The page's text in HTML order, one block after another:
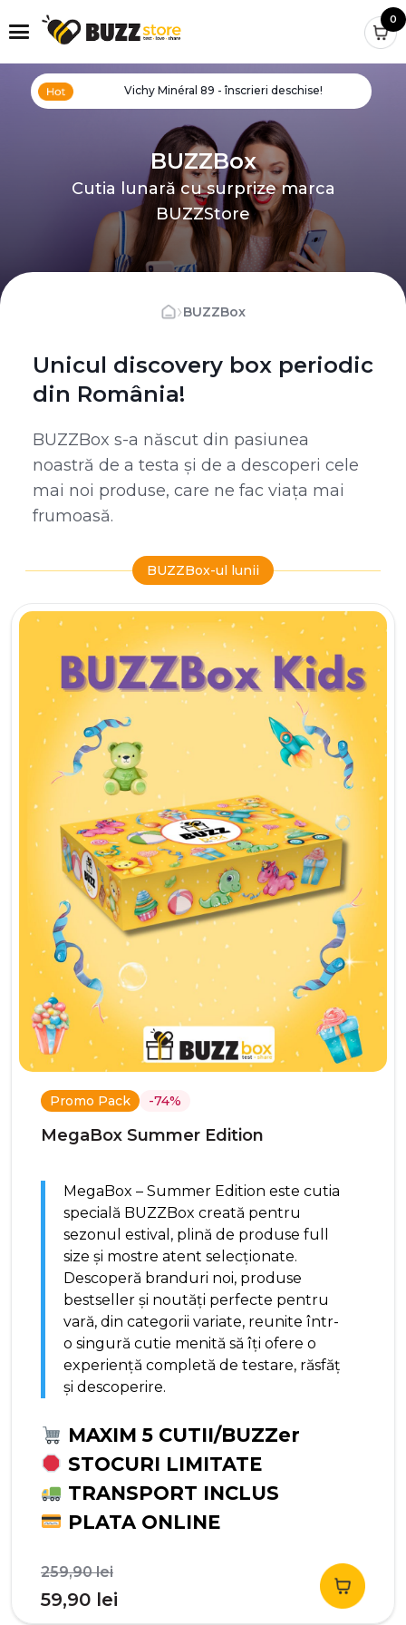
0
Vichy Minéral 89 - înscrieri deschise!
BUZZBox
Cutia lunară cu surprize marca
BUZZStore
›BUZZBox
Unicul discovery box periodic
din România!
BUZZBox s-a născut din pasiunea
noastră de a testa și de a descoperi cele
mai noi produse, care ne fac viața mai
frumoasă.
BUZZBox-ul lunii
Promo Pack -74%
MegaBox Summer Edition
MegaBox – Summer Edition este cutia
specială BUZZBox creată pentru
sezonul estival, plină de produse full
size și mostre atent selecționate.
Descoperă branduri noi, produse
bestseller și noutăți perfecte pentru
vară, din categorii variate, reunite într-
o singură cutie menită să îți ofere o
experiență completă de testare, răsfăț
și descoperire.
MAXIM 5 CUTII/BUZZer
STOCURI LIMITATE
TRANSPORT INCLUS
PLATA ONLINE
259,90leiPrețul
inițial
59,90 lei